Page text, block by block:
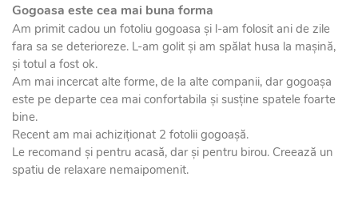
Gogoasa este cea mai buna forma
Am primit cadou un fotoliu gogoasa și l-am folosit ani de zile
fara sa se deterioreze. L-am golit și am spălat husa la mașină,
și totul a fost ok.
Am mai incercat alte forme, de la alte companii, dar gogoașa
este pe departe cea mai confortabila și susține spatele foarte
bine.
Recent am mai achiziționat 2 fotolii gogoașă.
Le recomand și pentru acasă, dar și pentru birou. Creează un
spatiu de relaxare nemaipomenit.